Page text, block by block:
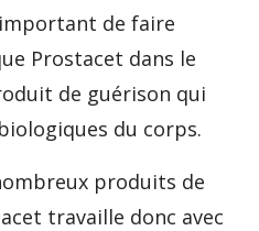
de faire
Prostacet dans le
de guérison qui
du corps.
produits de
travaille donc avec